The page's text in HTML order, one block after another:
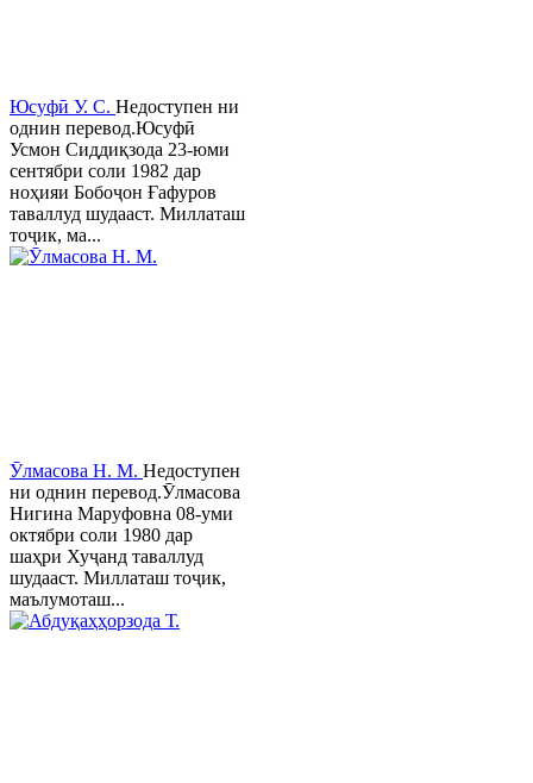
Юсуфӣ У. C. Недоступен ни
однин перевод.Юсуфӣ
Усмон Сиддиқзода 23-юми
сентябри соли 1982 дар
ноҳияи Бобоҷон Ғафуров
таваллуд шудааст. Миллаташ
тоҷик, ма...
Ӯлмасова Н. М. Недоступен
ни однин перевод.Ӯлмасова
Нигина Маруфовна 08-уми
октябри соли 1980 дар
шаҳри Хуҷанд таваллуд
шудааст. Миллаташ тоҷик,
маълумоташ...